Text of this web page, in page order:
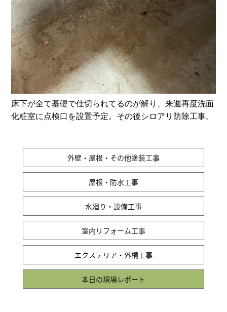
床下が全て基礎で仕切られてるのが解り、来週再度洗面
化粧室に点検口を設置予定。その後シロアリ防除工事。
外壁・屋根・その他塗装工事
屋根・防水工事
水廻り・設備工事
室内リフォーム工事
エクステリア・外構工事
本日の現場レポート